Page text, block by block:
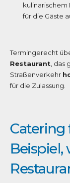
kulinarischem
für die Gäste
Termingerecht
Restaurant ,
Straßenverkehr
für die Zulassung.
Catering
Beispiel,